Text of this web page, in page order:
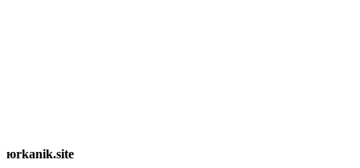
юrkanik.site